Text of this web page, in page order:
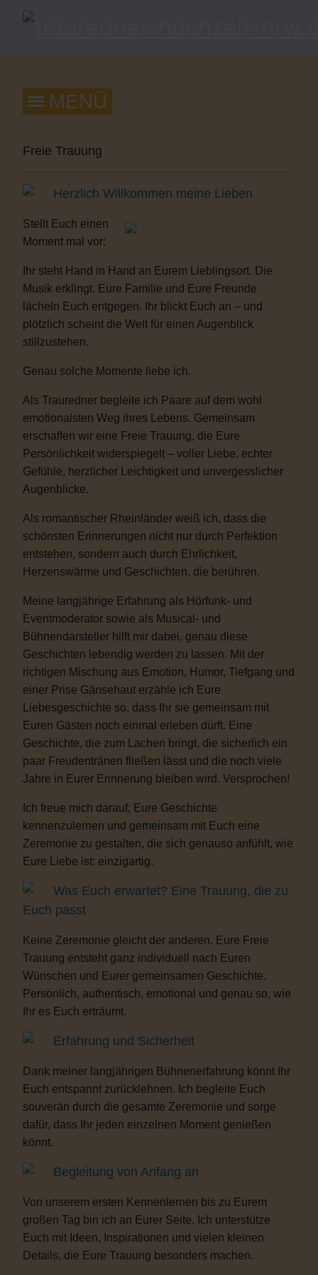
Freie Trauung
Herzlich Willkommen meine Lieben
Stellt Euch einen
Moment mal vor:
Ihr steht Hand in Hand an Eurem Lieblingsort. Die
Musik erklingt. Eure Familie und Eure Freunde
lächeln Euch entgegen. Ihr blickt Euch an – und
plötzlich scheint die Welt für einen Augenblick
stillzustehen.
Genau solche Momente liebe ich.
Als Trauredner begleite ich Paare auf dem wohl
emotionalsten Weg ihres Lebens. Gemeinsam
erschaffen wir eine Freie Trauung, die Eure
Persönlichkeit widerspiegelt – voller Liebe, echter
Gefühle, herzlicher Leichtigkeit und unvergesslicher
Augenblicke.
Als romantischer Rheinländer weiß ich, dass die
schönsten Erinnerungen nicht nur durch Perfektion
entstehen, sondern auch durch Ehrlichkeit,
Herzenswärme und Geschichten, die berühren.
Meine langjährige Erfahrung als Hörfunk- und
Eventmoderator sowie als Musical- und
Bühnendarsteller hilft mir dabei, genau diese
Geschichten lebendig werden zu lassen. Mit der
richtigen Mischung aus Emotion, Humor, Tiefgang und
einer Prise Gänsehaut erzähle ich Eure
Liebesgeschichte so, dass Ihr sie gemeinsam mit
Euren Gästen noch einmal erleben dürft. Eine
Geschichte, die zum Lachen bringt, die sicherlich ein
paar Freudentränen fließen lässt und die noch viele
Jahre in Eurer Erinnerung bleiben wird. Versprochen!
Ich freue mich darauf, Eure Geschichte
kennenzulernen und gemeinsam mit Euch eine
Zeremonie zu gestalten, die sich genauso anfühlt, wie
Eure Liebe ist: einzigartig.
Was Euch erwartet? Eine Trauung, die zu
Euch passt
Keine Zeremonie gleicht der anderen. Eure Freie
Trauung entsteht ganz individuell nach Euren
Wünschen und Eurer gemeinsamen Geschichte.
Persönlich, authentisch, emotional und genau so, wie
Ihr es Euch erträumt.
Erfahrung und Sicherheit
Dank meiner langjährigen Bühnenerfahrung könnt Ihr
Euch entspannt zurücklehnen. Ich begleite Euch
souverän durch die gesamte Zeremonie und sorge
dafür, dass Ihr jeden einzelnen Moment genießen
könnt.
Begleitung von Anfang an
Von unserem ersten Kennenlernen bis zu Eurem
großen Tag bin ich an Eurer Seite. Ich unterstütze
Euch mit Ideen, Inspirationen und vielen kleinen
Details, die Eure Trauung besonders machen.